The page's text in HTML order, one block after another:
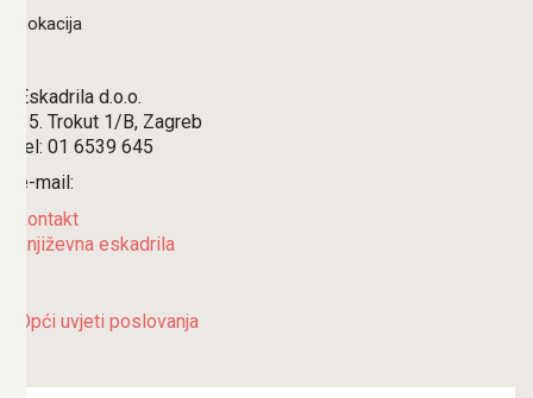
Lokacija
Eskadrila d.o.o.
15. Trokut 1/B, Zagreb
tel: 01 6539 645
e-mail:
kontakt
književna eskadrila
Opći uvjeti poslovanja